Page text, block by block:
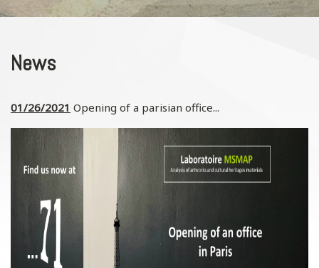
News
01/26/2021 Opening of a parisian office...